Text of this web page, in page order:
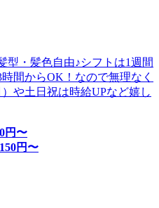
・髪色自由♪シフトは1週間
間からOK！なので無理なく
や土日祝は時給UPなど嬉し
円〜
円〜